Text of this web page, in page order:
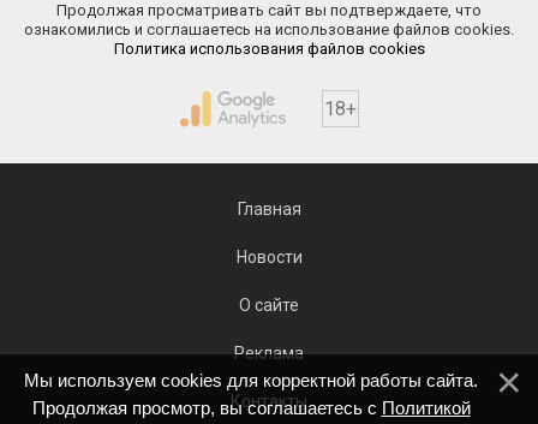
Продолжая просматривать сайт вы подтверждаете, что
ознакомились и соглашаетесь на использование файлов cookies.
Политика использования файлов cookies
18+
Главная
Новости
О сайте
Реклама
Контакты
Мы используем cookies для корректной работы сайта.
Продолжая просмотр, вы соглашаетесь с Политикой